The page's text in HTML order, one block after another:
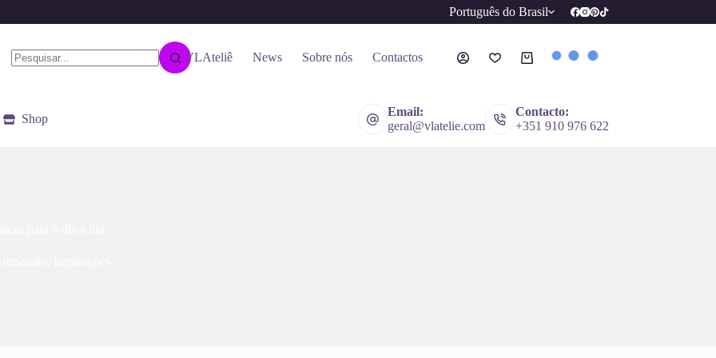
Português do Brasil
VLAteliê News Sobre nós Contactos Carrinho
Shop
Email:
geral@vlatelie.com
Contacto:
+351 910 976 622